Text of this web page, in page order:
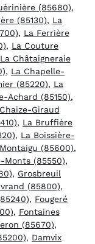
(85680),
(85130), La
, La Ferrière
, La Couture
La Châtaigneraie
, La Chapelle-
(85220), La
Achard (85150),
Giraud
, La Bruffière
, La Boissière-
(85600),
Monts (85550),
, Grosbreuil
(85800),
, Fougeré
, Fontaines
(85670),
, Damvix